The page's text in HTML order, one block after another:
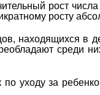
рост
росту
находящихся в
среди
уходу за